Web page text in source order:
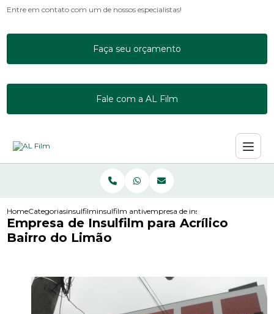
Entre em contato com um de nossos especialistas!
Faça seu orçamento
Fale com a AL Film
HomeCategoriasinsulfilminsulfilm antivandalismoempresa de insulfilm para acrilico
Empresa de Insulfilm para Acrílico
Bairro do Limão